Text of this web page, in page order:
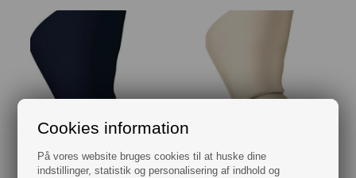
Cookies information
På vores website bruges cookies til at huske dine
indstillinger, statistik og personalisering af indhold og
DKK 179,00
DKK 179,00